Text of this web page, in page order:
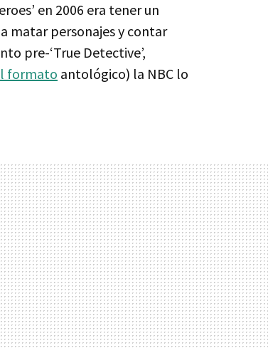
en 2006 era tener un
matar personajes y contar
pre-‘True Detective’,
formato antológico) la NBC lo